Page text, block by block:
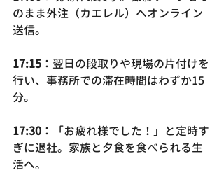
のまま外注（カエレル）へオンライン
送信。
17:15 ：翌日の段取りや現場の片付けを
行い、事務所での滞在時間はわずか15
分。
17:30 ：「お疲れ様でした！」と定時す
ぎに退社。家族と夕食を食べられる生
活へ。